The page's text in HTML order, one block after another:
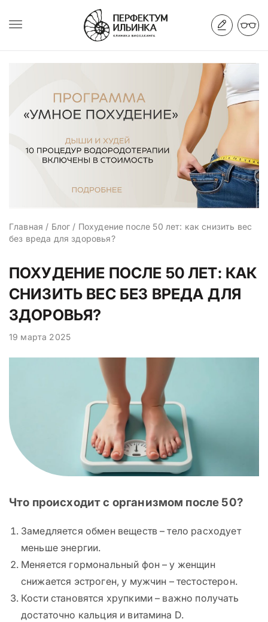
Главная / Блог / Похудение после 50 лет: как снизить вес
без вреда для здоровья?
ПОХУДЕНИЕ ПОСЛЕ 50 ЛЕТ: КАК
СНИЗИТЬ ВЕС БЕЗ ВРЕДА ДЛЯ
ЗДОРОВЬЯ?
19 марта 2025
Что происходит с организмом после 50?
Замедляется обмен веществ – тело расходует
меньше энергии.
Меняется гормональный фон – у женщин
снижается эстроген, у мужчин – тестостерон.
Кости становятся хрупкими – важно получать
достаточно кальция и витамина D.